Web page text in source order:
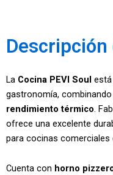
La Cocina PEVI Soul
gastronomía, combinando
rendimiento térmico.
ofrece una excelente
para cocinas comerciales
Cuenta con horno